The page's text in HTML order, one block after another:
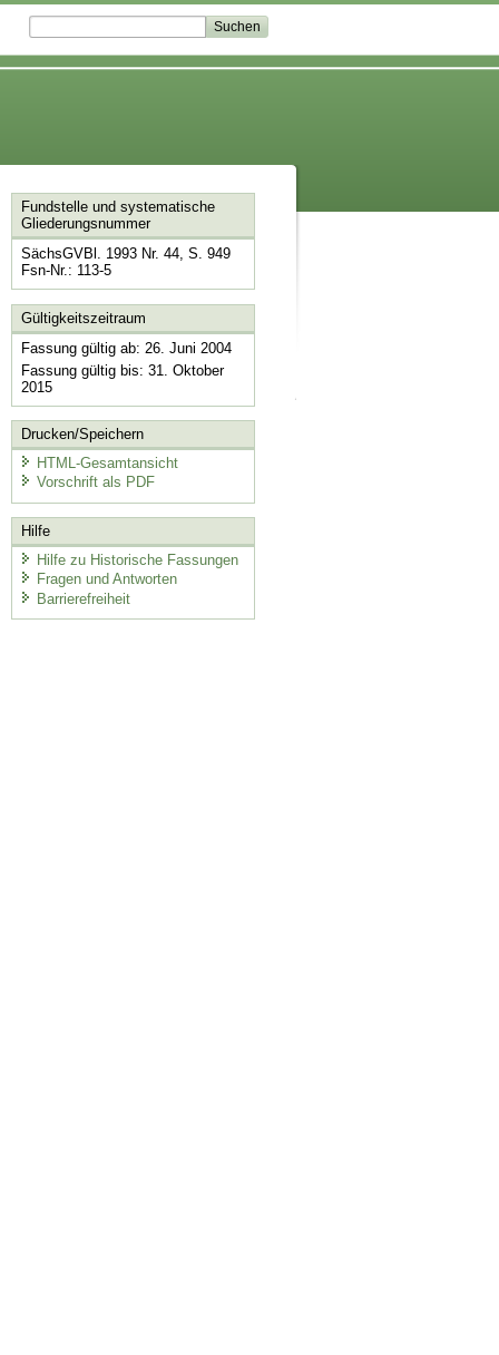
Fundstelle und systematische
Gliederungsnummer
SächsGVBl. 1993 Nr. 44, S. 949
Fsn-Nr.: 113-5
Gültigkeitszeitraum
Fassung gültig ab: 26. Juni 2004
Fassung gültig bis: 31. Oktober
2015
Drucken/Speichern
HTML-Gesamtansicht
Vorschrift als PDF
Hilfe
Hilfe zu Historische Fassungen
Fragen und Antworten
Barrierefreiheit